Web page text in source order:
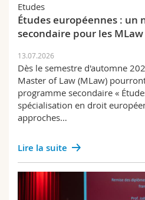
Etudes
Études européennes : un
secondaire pour les MLaw
13.07.2026
Dès le semestre d'automne
Master of Law (MLaw)
programme secondaire «
spécialisation en droit
approches…
Lire la suite